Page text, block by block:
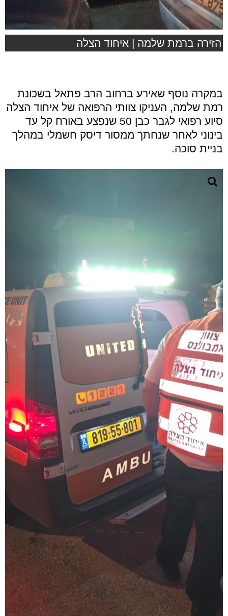
הזירה ברמת שלמה | איחוד הצלה
במקרה נוסף שאירע ברחוב הרב פתאל בשכונת
רמת שלמה, העניקו צוותי הרפואה של איחוד הצלה
סיוע רפואי לגבר כבן 50 שנפצע באורח קל עד
בינוני לאחר שנחתך ממסור דיסק חשמלי במהלך
בניית סוכה.